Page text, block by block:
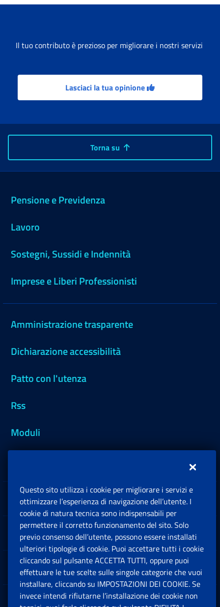
Il tuo contributo è prezioso per migliorare i nostri servizi
Lasciaci la tua opinione
Torna su
Pensione e Previdenza
Lavoro
Sostegni, Sussidi e Indennità
Imprese e Liberi Professionisti
Amministrazione trasparente
Dichiarazione accessibilità
Patto con l'utenza
Rss
Moduli
Sedi e Contatti
Software
Note Legali
App mobile
Questo sito utilizza i cookie per migliorare i servizi e
ottimizzare l’esperienza di navigazione dell’utente. I
cookie di natura tecnica sono indispensabili per
permettere il corretto funzionamento del sito. Solo
previo consenso dell’utente, possono essere installati
ulteriori tipologie di cookie. Puoi accettare tutti i cookie
cliccando sul pulsante ACCETTA TUTTI, oppure puoi
effettuare le tue scelte sulle singole categorie che vuoi
installare, cliccando su IMPOSTAZIONI DEI COOKIE. Se
invece intendi rifiutarne l’installazione dei cookie non